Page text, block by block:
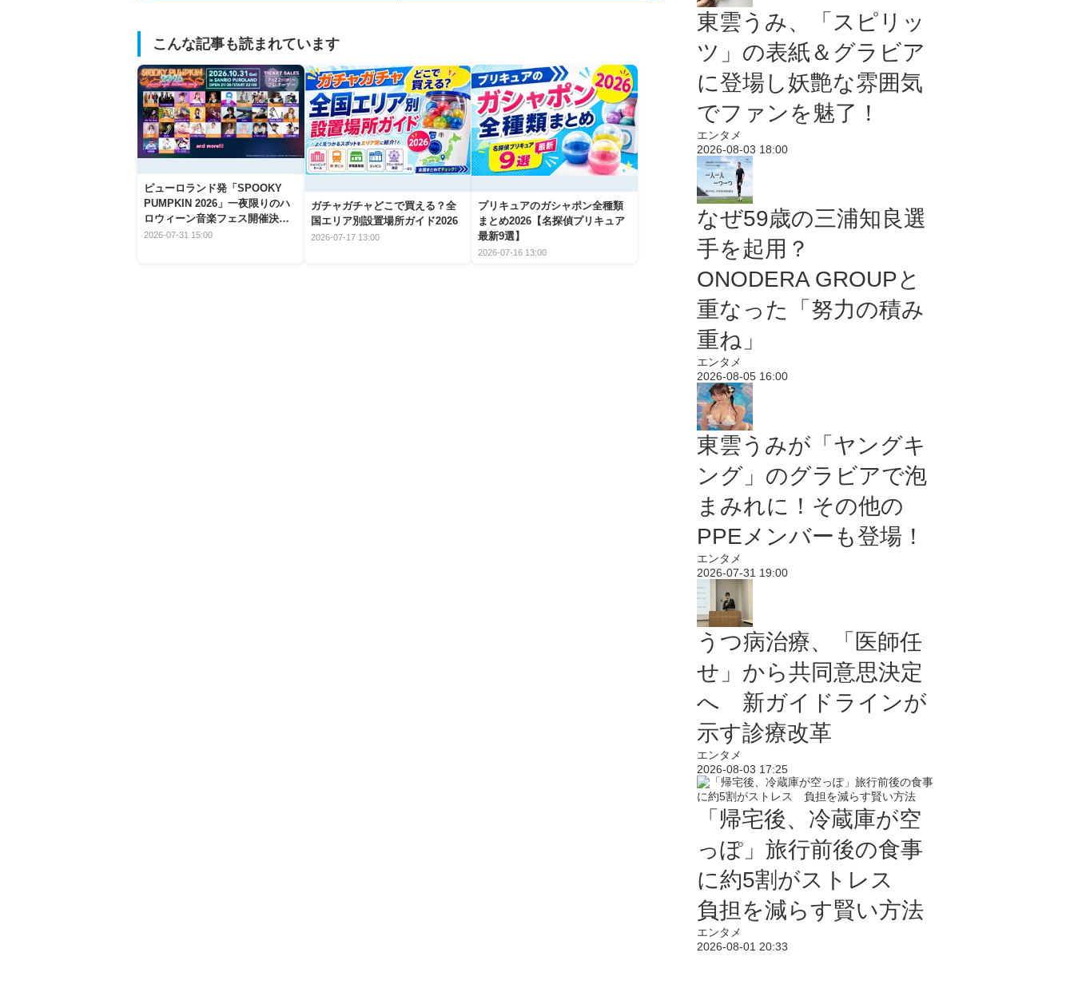
こんな記事も読まれています
ピューロランド発「SPOOKY
PUMPKIN 2026」一夜限りのハ
ロウィーン音楽フェス開催決
定！
2026-07-31 15:00
ガチャガチャどこで買える？全
国エリア別設置場所ガイド2026
2026-07-17 13:00
プリキュアのガシャポン全種類
まとめ2026【名探偵プリキュア
最新9選】
2026-07-16 13:00
東雲うみ、「スピリッ
ツ」の表紙＆グラビア
に登場し妖艶な雰囲気
でファンを魅了！
エンタメ
2026-08-03 18:00
なぜ59歳の三浦知良選
手を起用？
ONODERA GROUPと
重なった「努力の積み
重ね」
エンタメ
2026-08-05 16:00
東雲うみが「ヤングキ
ング」のグラビアで泡
まみれに！その他の
PPEメンバーも登場！
エンタメ
2026-07-31 19:00
うつ病治療、「医師任
せ」から共同意思決定
へ 新ガイドラインが
示す診療改革
エンタメ
2026-08-03 17:25
「帰宅後、冷蔵庫が空
っぽ」旅行前後の食事
に約5割がストレス
負担を減らす賢い方法
エンタメ
2026-08-01 20:33